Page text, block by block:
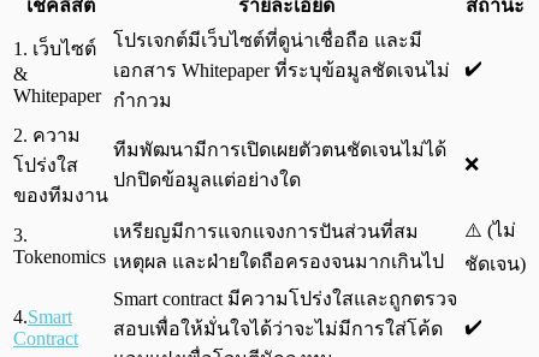
เช็คลิสต์ รายละเอียด สถานะ
1. เว็บไซต์
&
Whitepaper
โปรเจกต์มีเว็บไซต์ที่ดูน่าเชื่อถือ และมี
เอกสาร Whitepaper ที่ระบุข้อมูลชัดเจนไม่
กำกวม
✔️
2. ความ
โปร่งใส
ของทีมงาน
ทีมพัฒนามีการเปิดเผยตัวตนชัดเจนไม่ได้
ปกปิดข้อมูลแต่อย่างใด
❌
3.
Tokenomics
เหรียญมีการแจกแจงการปันส่วนที่สม
เหตุผล และฝ่ายใดถือครองจนมากเกินไป
⚠️ (ไม่
ชัดเจน)
4.Smart
Contract
Smart contract มีความโปร่งใสและถูกตรวจ
สอบเพื่อให้มั่นใจได้ว่าจะไม่มีการใส่โค้ด
✔️